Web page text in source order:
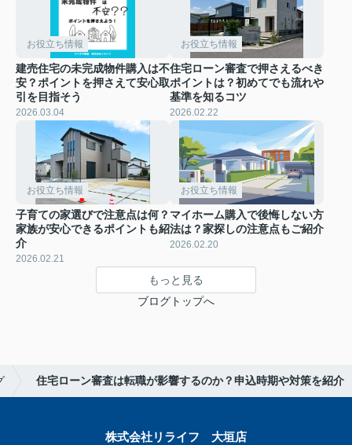
お役立ち情報
建売住宅の未完成物件購入は不
安？ポイントを押さえて安心取
引を目指そう
2026.03.04
お役立ち情報
住宅ローン審査で押さえるべき
ポイントは？初めてでも流れや
基準を知るコツ
2026.02.22
お役立ち情報
子育ての家選びで注意点は何？
家族が安心できるポイントも紹
介
2026.02.21
お役立ち情報
マイホーム購入で後悔しない方
法は？家探しの注意点もご紹介
2026.02.20
もっと見る
ブログトップへ
住宅ローン審査は転職が影響するのか？申込時期や対策を紹介
株式会社リライフ 大垣店